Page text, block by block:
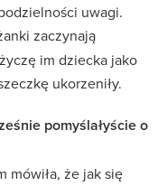
uwagi.
zaczynają
im dziecka jako
ukorzeniły.
pomyślałyście o
mówiła, że jak się